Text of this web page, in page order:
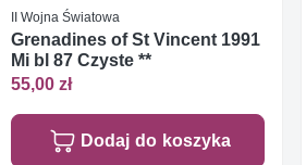
II Wojna Światowa
Grenadines of St Vincent 1991
Mi bl 87 Czyste **
55,00 zł
Dodaj do koszyka